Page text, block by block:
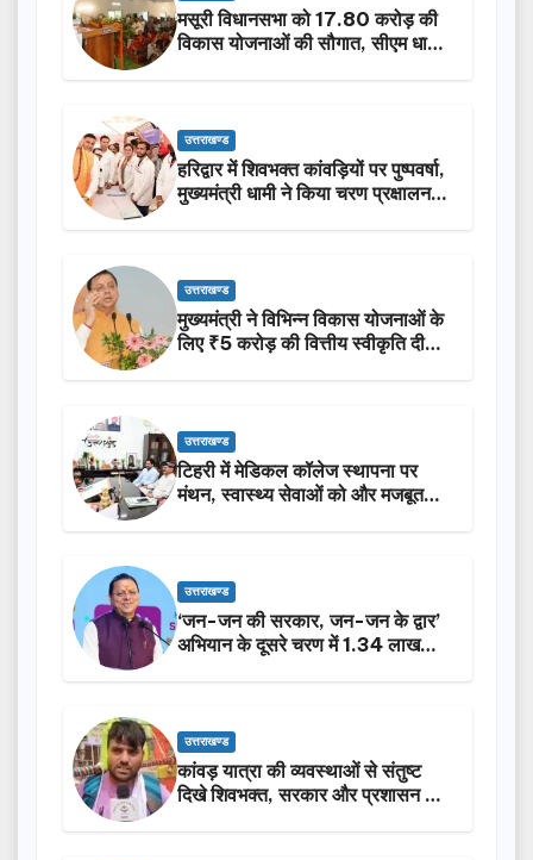
मसूरी विधानसभा को 17.80 करोड़ की
विकास योजनाओं की सौगात, सीएम धामी
उत्तराखण्ड
हरिद्वार में शिवभक्त कांवड़ियों पर पुष्पवर्षा,
मुख्यमंत्री धामी ने किया चरण प्रक्षालन…
उत्तराखण्ड
मुख्यमंत्री ने विभिन्न विकास योजनाओं के
लिए ₹5 करोड़ की वित्तीय स्वीकृति दी…
उत्तराखण्ड
टिहरी में मेडिकल कॉलेज स्थापना पर
मंथन, स्वास्थ्य सेवाओं को और मजबूत
उत्तराखण्ड
‘जन-जन की सरकार, जन-जन के द्वार’
अभियान के दूसरे चरण में 1.34 लाख
उत्तराखण्ड
कांवड़ यात्रा की व्यवस्थाओं से संतुष्ट
दिखे शिवभक्त, सरकार और प्रशासन की